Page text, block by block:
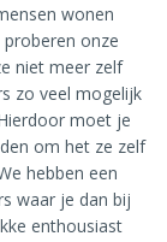
wonen
proberen onze
niet meer zelf
zo veel mogelijk
moet je
om het ze zelf
hebben een
waar je dan bij
enthousiast